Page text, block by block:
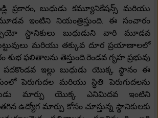
ప్రకారం, బుధుడు కమ్యూనికేషన్స్ మరియు
ఇంటిని నియంత్రిస్తుంది. ఈ సంచారం
స్థానికులు బుధుడుని వారి మూడవ
మరియు తక్కువ దూర ప్రయాణాలలో
ఫలితాలను తెస్తుంది.రెండవ గృహ ప్రభువు
ఇల్లు బుధుడు యొక్క స్థానం ఈ
పెరుగుదల మరియు స్థితి పెరుగుదలను
మార్పు యొక్క ఎనిమిదవ ఇంటిని
ఉద్యోగ మార్పు కోసం చూస్తున్న స్థానికులకు